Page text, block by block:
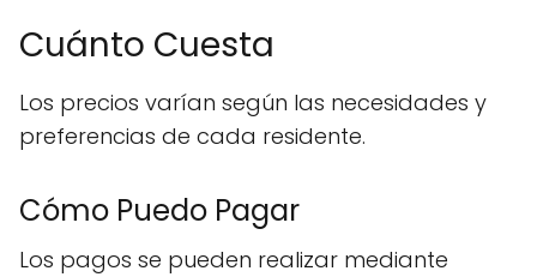
Cuánto Cuesta
Los precios varían según las necesidades y
preferencias de cada residente.
Cómo Puedo Pagar
Los pagos se pueden realizar mediante